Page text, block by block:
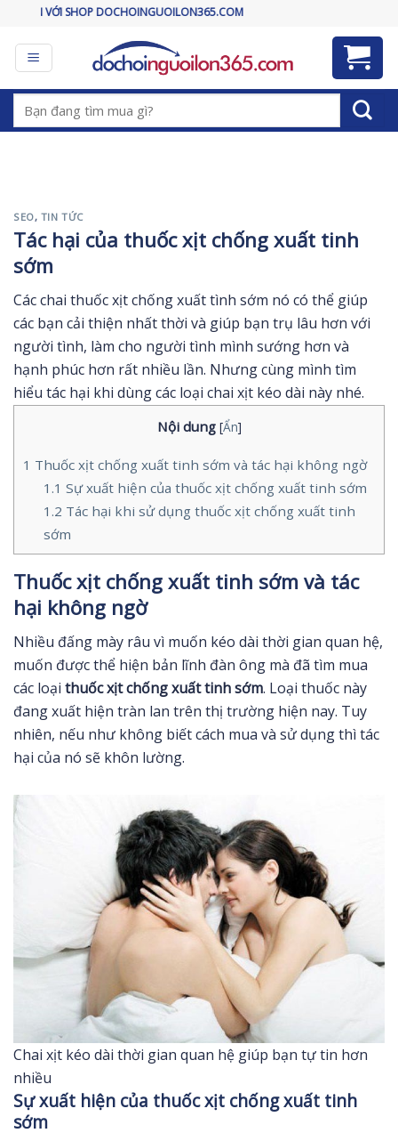
content
DOCHOINGUOILON365.COM
Tìm
kiếm:
SEO, TIN TỨC
Tác hại của thuốc xịt chống xuất tinh
sớm
Các chai thuốc xịt chống xuất tình sớm nó có thể giúp
các bạn cải thiện nhất thời và giúp bạn trụ lâu hơn với
người tình, làm cho người tình mình sướng hơn và
hạnh phúc hơn rất nhiều lần. Nhưng cùng mình tìm
hiểu tác hại khi dùng các loại chai xịt kéo dài này nhé.
Nội dung [Ẩn]
1 Thuốc xịt chống xuất tinh sớm và tác hại không ngờ
1.1 Sự xuất hiện của thuốc xịt chống xuất tinh sớm
1.2 Tác hại khi sử dụng thuốc xịt chống xuất tinh
sớm
Thuốc xịt chống xuất tinh sớm và tác
hại không ngờ
Nhiều đấng mày râu vì muốn kéo dài thời gian quan hệ,
muốn được thể hiện bản lĩnh đàn ông mà đã tìm mua
các loại thuốc xịt chống xuất tinh sớm. Loại thuốc này
đang xuất hiện tràn lan trên thị trường hiện nay. Tuy
nhiên, nếu như không biết cách mua và sử dụng thì tác
hại của nó sẽ khôn lường.
Chai xịt kéo dài thời gian quan hệ giúp bạn tự tin hơn
nhiều
Sự xuất hiện của thuốc xịt chống xuất tinh
sớm